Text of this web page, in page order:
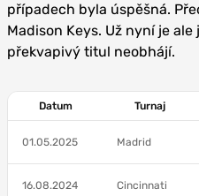
případech byla úspěšná.
Madison Keys. Už nyní je
překvapivý titul neobhájí.
Datum Turnaj
01.05.2025 Madrid
16.08.2024 Cincinnati